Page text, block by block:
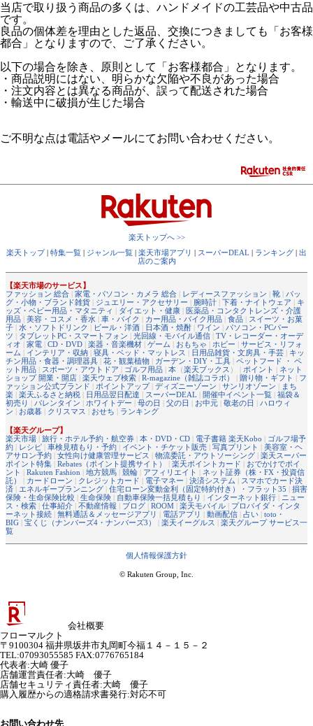
当店で取り扱う商品の多くは、ハンドメイドの工芸品や中古品
です。
良品の個体差を理由とした返品、交換につきましても「お客様
都合」となりますので、ご了承ください。
以下の場合を除き、原則として「お客様都合」となります。
・商品説明にはない、明らかな欠陥や不良があった場合
・注文内容とは異なる商品が、誤って配送された場合
・輸送中に破損が生じた場合
ご不明な点は電話やメールにてお問い合わせください。
楽天トップへ >>
楽天トップ| 特集一覧 | ジャンル一覧 | 楽天市場アプリ | スーパーDEAL | ランキング | 出
店のご案内
【楽天市場のサービス】
ファッション 総合 | 家電・パソコン・カメラ 総合 | レディースファッション | 靴 | バッ
グ・小物・ブランド雑貨 | ジュエリー・アクセサリー | 腕時計 | 下着・ナイトウェア | キ
ッズ・ベビー用品・マタニティ | ダイエット・健康 | 医薬品・コンタクトレンズ・介護
用品 | 美容・コスメ・香水 | 車・バイク | カー用品・バイク用品 | 食品 | スイーツ・お菓
子 | 水・ソフトドリンク | ビール・洋酒 | 日本酒・焼酎 | ワイン | パソコン・PCパー
ツ | タブレットPC・スマートフォン | 光回線・モバイル通信 | TV・レコーダー・オーデ
ィオ | 家電 | CD・DVD | 楽器・音楽機材 | ゲーム | おもちゃ | ホビー | サービス・リフォ
ーム | インテリア・収納 | 寝具・ベッド・マットレス | 日用品雑貨・文房具・手芸 | キッ
チン用品・食器・調理器具 | 花・観葉植物 | ガーデン・DIY・工具 | ペットフード ・ ペ
ット用品 | スポーツ・アウトドア | ゴルフ用品 | 本 （楽天ブックス ） | ポイント | ネット
ショップ 開業・開店 | 楽天ウェブ検索 | R-magazine（雑誌コラボ） | 贈り物・ギフト | フ
ァッション公式ブランド | ポイントアップ| ディズニーゾーン | サンリオゾーン | まち
楽 | 楽天ふるさと納税 | 日用品翌日配達 | スーパーDEAL | 開催中イベント一覧 | 福袋＆
初売り | バレンタイン | ホワイトデー | 母の日 | 父の日 | お中元 | 敬老の日 | ハロウィ
ン | お歳暮 | クリスマス | おせち | ランキング
【楽天グループ】
楽天市場 | 旅行・ホテル予約・航空券 | 本・DVD・CD | 電子書籍 楽天Kobo | ゴルフ場予
約 | レシピ | 車検見積もり・予約 | イベント・チケット販売 | 写真プリント | 美容室・ヘ
アサロン予約 | 女性向け健康管理サービス | 物流委託・アウトソーシング | 楽天スーパー
ポイント特集 | Rebates（ポイント提携サイト） | 楽天ポイントカード | おでかけでポイ
ント | Rakuten Fashion | 地方競馬 | 競輪 | アフィリエイト | ネット証券（株・FX・投資信
託）
| カードローン | クレジットカード | 電子マネー | 決済システム | スマホでカード決
済 | エネルギープランニング | 住宅ローン変動金利（固定特約付き）・フラット35 | 損害
保険・生命保険比較 | 生命保険 | 自動車保険一括見積もり | インターネット銀行 | ニュー
ス・検索 | 仕事紹介 | 不動産情報 | ブログ | ROOM | 楽天モバイル | プロバイダ・インタ
ーネット接続 | 無料通話＆メッセージアプリ | 電話アプリ | 動画配信 | 占い | toto・
BIG | 宝くじ（ナンバーズ4・ナンバーズ3） | 楽天イーグルス | 楽天グループ サービス一
覧
個人情報保護方針
© Rakuten Group, Inc.
会社概要
フローマルクト
〒9100304 福井県坂井市丸岡町今福１４－１５－２
TEL:07093055585 FAX:0776765184
代表者:大崎 優子
店舗運営責任者:大崎 優子
店舗セキュリティ責任者:大崎 優子
購入履歴からの適格請求書発行:対応不可
お問い合わせ先